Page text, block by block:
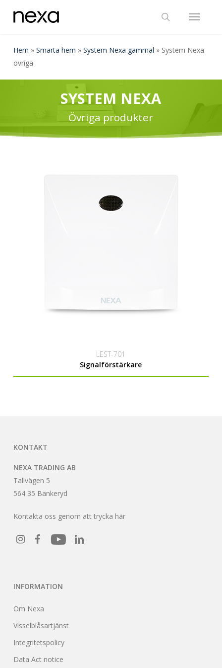
search
Menu
Hem » Smarta hem » System Nexa gammal » System Nexa
övriga
SYSTEM NEXA
Övriga produkter
LEST-701
Signalförstärkare
KONTAKT
NEXA TRADING AB
Tallvägen 5
564 35 Bankeryd
Kontakta oss genom att trycka här
INFORMATION
Om Nexa
Visselblåsartjänst
Integritetspolicy
Data Act notice